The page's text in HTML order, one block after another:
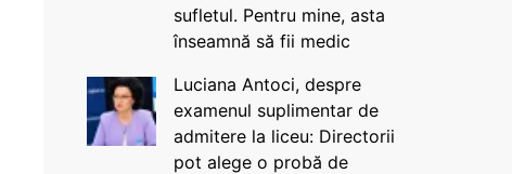
sufletul. Pentru mine, asta
înseamnă să fii medic
Luciana Antoci, despre
examenul suplimentar de
admitere la liceu: Directorii
pot alege o probă de